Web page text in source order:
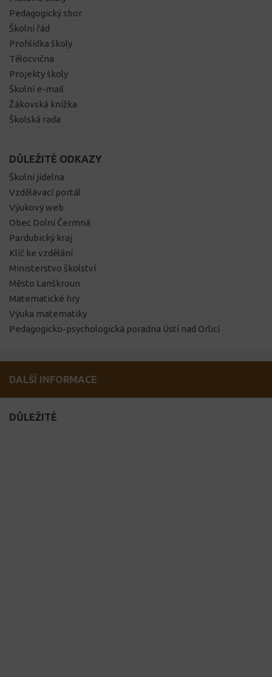
Pedagogický sbor
Školní řád
Prohlídka školy
Tělocvična
Projekty školy
Školní e-mail
Žákovská knížka
Školská rada
DŮLEŽITÉ ODKAZY
Školní jídelna
Vzdělávací portál
Výukový web
Obec Dolní Čermná
Pardubický kraj
Klíč ke vzdělání
Ministerstvo školství
Město Lanškroun
Matematické hry
Výuka matematiky
Pedagogicko-psychologická poradna Ústí nad Orlicí
DALŠÍ INFORMACE
DŮLEŽITÉ